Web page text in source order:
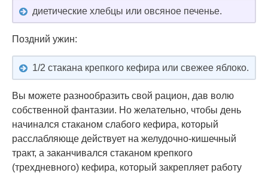
диетические хлебцы или овсяное печенье.
Поздний ужин:
1/2 стакана крепкого кефира или свежее яблоко.
Вы можете разнообразить свой рацион, дав волю
собственной фантазии. Но желательно, чтобы день
начинался стаканом слабого кефира, который
расслабляюще действует на желудочно-кишечный
тракт, а заканчивался стаканом крепкого
(трехдневного) кефира, который закрепляет работу